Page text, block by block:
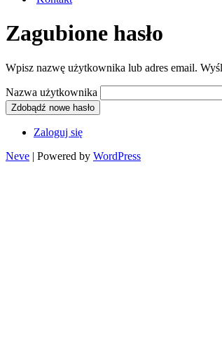
Zagubione hasło
Wpisz nazwę użytkownika lub adres email.
Nazwa użytkownika
Zdobądź nowe hasło
Zaloguj się
Neve | Powered by WordPress